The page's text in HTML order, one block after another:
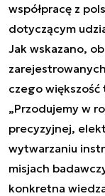
współpracę z
dotyczącym
Jak wskazano,
czego większość
„Przodujemy w
precyzyjnej,
wytwarzaniu
misjach
konkretna